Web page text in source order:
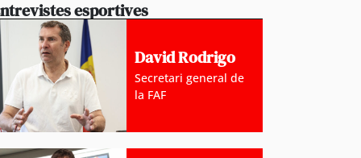
esportives
David Rodrigo
Secretari general de
la FAF